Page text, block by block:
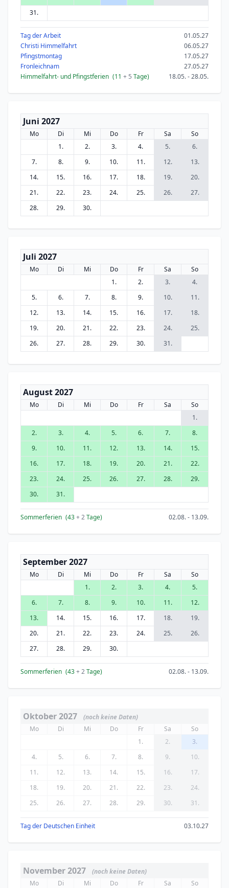
31.
Tag der Arbeit
01.05.27
Christi Himmelfahrt
06.05.27
Pfingstmontag
17.05.27
Fronleichnam
27.05.27
Himmelfahrt- und Pfingstferien (11 + 5 Tage) 18.05. - 28.05.
Juni 2027
Mo Di Mi Do Fr Sa
So
1.
2. 3. 4. 5.
6.
7.
8. 9. 10. 11. 12.
13.
14.
15. 16. 17. 18. 19.
20.
21.
22. 23. 24. 25. 26.
27.
28.
29. 30.
Juli 2027
Mo Di Mi Do Fr Sa
So
1.
2. 3.
4.
5.
6. 7. 8. 9. 10.
11.
12.
13. 14. 15. 16. 17.
18.
19.
20. 21. 22. 23. 24.
25.
26.
27. 28. 29. 30. 31.
August 2027
Mo Di Mi Do Fr Sa
So
1.
2.
3. 4. 5. 6. 7.
8.
9.
10. 11. 12. 13. 14.
15.
16.
17. 18. 19. 20. 21.
22.
23.
24. 25. 26. 27. 28.
29.
30.
31.
Sommerferien (43+ 2Tage) 02.08. - 13.09.
September 2027
Mo Di Mi Do Fr Sa
So
1.
2. 3. 4.
5.
6.
7. 8. 9. 10. 11.
12.
13.
14. 15. 16. 17. 18.
19.
20.
21. 22. 23. 24. 25.
26.
27.
28. 29. 30.
Sommerferien (43+ 2Tage) 02.08. - 13.09.
Oktober 2027
(noch keine Daten)
Mo
Di Mi Do Fr Sa
So
1.
2.
3.
4.
5. 6. 7. 8. 9.
10.
11.
12. 13. 14. 15. 16.
17.
18.
19. 20. 21. 22. 23.
24.
25.
26. 27. 28. 29. 30. 31.
Tag der Deutschen Einheit 03.10.27
November 2027
(noch keine Daten)
Mo
Di Mi Do Fr Sa
So